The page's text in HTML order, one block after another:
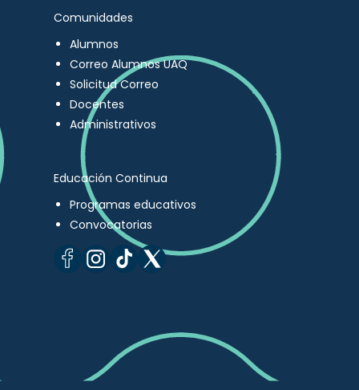
Comunidades
Alumnos
Correo Alumnos UAQ
Solicitud Correo
Docentes
Administrativos
Educación Continua
Programas educativos
Convocatorias